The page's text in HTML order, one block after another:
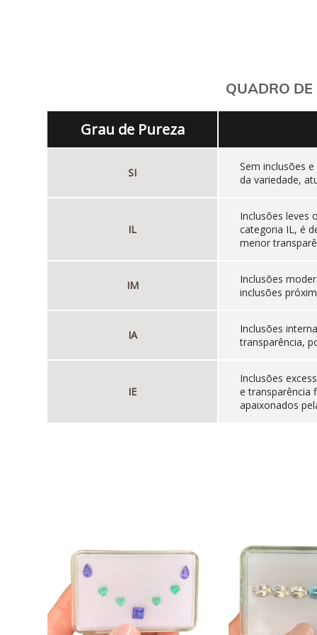
QUADRO
Grau de Pureza
SI
Sem inclusões
da variedade,
IL
Inclusões leves
categoria IL, é
menor
IM
Inclusões
inclusões
IA
Inclusões
transparência,
IE
Inclusões
e transparência
apaixonados